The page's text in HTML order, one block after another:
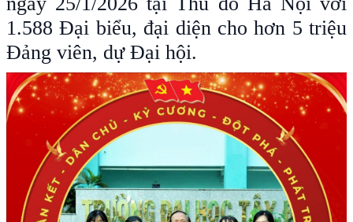
1.588 Đại biểu, đại diện cho hơn 5 triệu
Đảng viên, dự Đại hội.